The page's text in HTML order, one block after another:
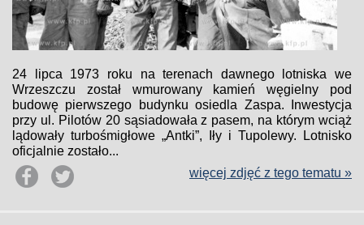
24 lipca 1973 roku na terenach dawnego lotniska we
Wrzeszczu został wmurowany kamień węgielny pod
budowę pierwszego budynku osiedla Zaspa. Inwestycja
przy ul. Pilotów 20 sąsiadowała z pasem, na którym wciąż
lądowały turbośmigłowe „Antki”, Iły i Tupolewy. Lotnisko
oficjalnie zostało...
więcej zdjęć z tego tematu »